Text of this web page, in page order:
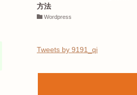
方法
Wordpress
Tweets by 9191_qi